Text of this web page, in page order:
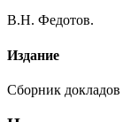
В.Н. Федотов.
Издание
Сборник